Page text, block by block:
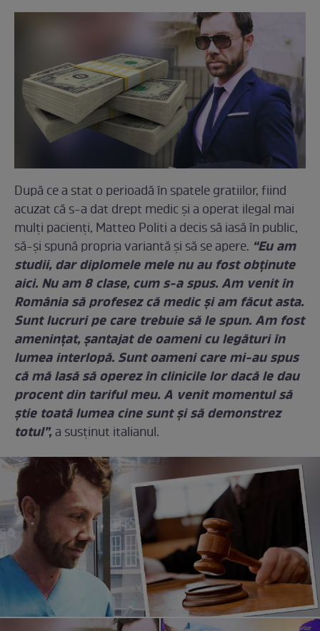
După ce a stat o perioadă în spatele gratiilor, fiind
acuzat că s-a dat drept medic și a operat ilegal mai
mulți pacienți, Matteo Politi a decis să iasă în public,
să-și spună propria variantă și să se apere. “Eu am
studii, dar diplomele mele nu au fost obținute
aici. Nu am 8 clase, cum s-a spus. Am venit în
România să profesez că medic și am făcut asta.
Sunt lucruri pe care trebuie să le spun. Am fost
amenințat, șantajat de oameni cu legături în
lumea interlopă. Sunt oameni care mi-au spus
că mă lasă să operez în clinicile lor dacă le dau
procent din tariful meu. A venit momentul să
știe toată lumea cine sunt și să demonstrez
totul”,a susţinut italianul.